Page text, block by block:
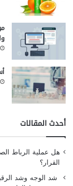
أحدث المقالات
هل عملية الرباط
القرار؟
شد الوجه وشد